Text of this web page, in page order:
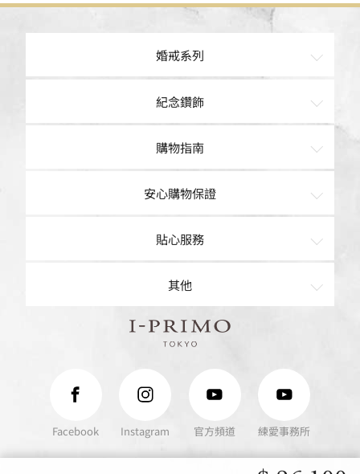
婚戒系列
訂婚鑽戒
結婚對戒
紀念鑽飾
戒指
手鍊
針式耳環
夾式耳環
Baby Ring
精選贈禮推薦
購物指南
購物車
客製/售後服務
最新消息
常見問題
安心購物保證
品質保證
戒圍圈出借
貼心服務
聯絡我們
預約來店
訂單查詢
其他
I-PRIMO Official Website
Privacy
Facebook Instagram 官方頻道 練愛事務所